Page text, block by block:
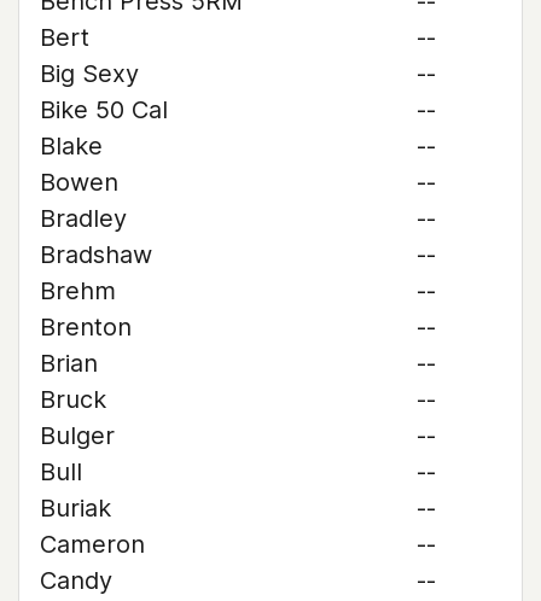
Bert
--
Big Sexy
--
Bike 50 Cal
--
Blake
--
Bowen
--
Bradley
--
Bradshaw
--
Brehm
--
Brenton
--
Brian
--
Bruck
--
Bulger
--
Bull
--
Buriak
--
Cameron
--
Candy
--